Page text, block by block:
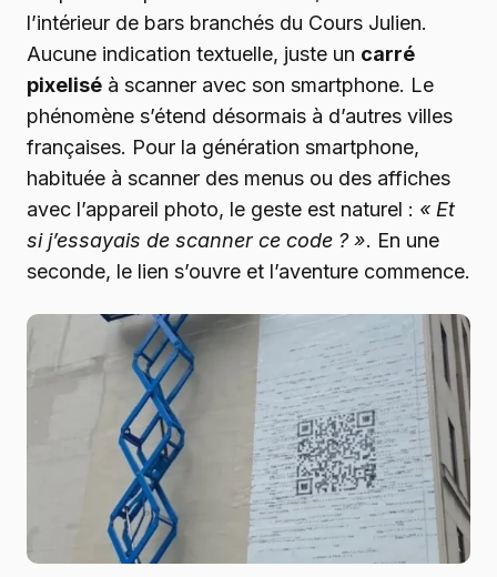
l’intérieur de bars branchés du Cours Julien.
Aucune indication textuelle, juste un carré
pixelisé à scanner avec son smartphone. Le
phénomène s’étend désormais à d’autres villes
françaises. Pour la génération smartphone,
habituée à scanner des menus ou des affiches
avec l’appareil photo, le geste est naturel : « Et
si j’essayais de scanner ce code ? ». En une
seconde, le lien s’ouvre et l’aventure commence.